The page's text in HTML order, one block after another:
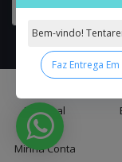
Principal
Minha Conta
Interflora Brasil
Rights Reserved.
Bem-vindo!
Faz Entrega
false